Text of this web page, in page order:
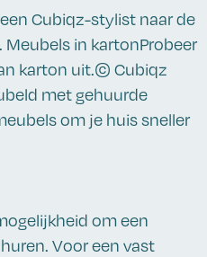
Cubiqz-stylist naar de
in kartonProbeer
karton uit.© Cubiqz
met gehuurde
om je huis sneller
om een
Voor een vast